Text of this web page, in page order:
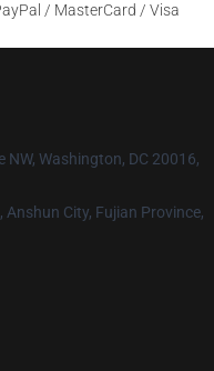
/ MasterCard / Visa
NW, Washington, DC 20016,
City, Fujian Province,